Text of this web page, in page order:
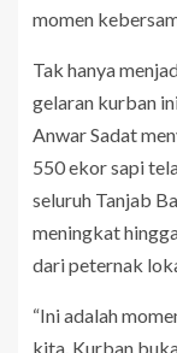
momen
Tak hanya
gelaran kurban
Anwar Sadat
550 ekor sapi
seluruh Tanjab
meningkat
dari peternak
“Ini adalah
kita. Kurban